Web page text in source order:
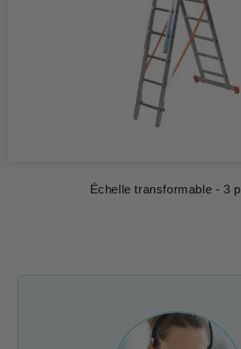
Échelle transformable - 3